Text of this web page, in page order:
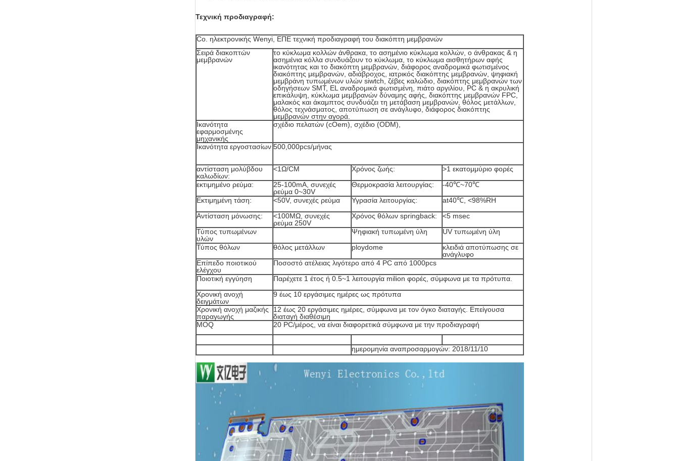
Τεχνική προδιαγραφή:
Co. ηλεκτρονικής Wenyi, ΕΠΕ τεχνική προδιαγραφή του διακόπτη μεμβρανών
Σειρά διακοπτών
μεμβρανών
το κύκλωμα κολλών άνθρακα, το ασημένιο κύκλωμα κολλών, ο άνθρακας & η
ασημένια κόλλα συνδυάζουν το κύκλωμα, το κύκλωμα αισθητήρων αφής
ικανότητας και το διακόπτη μεμβρανών, διάφορος αναδρομικά φωτισμένος
διακόπτης μεμβρανών, αδιάβροχος, ιατρικός διακόπτης μεμβρανών, ψηφιακή
μεμβράνη τυπωμένων υλών siwtch, ζέβες καλώδιο, διακόπτης μεμβρανών των
οδηγήσεων SMT, EL αναδρομικά φωτισμένη, πιάτο αργιλίου, PC & η ακρυλική
επικάλυψη, κύκλωμα μεμβρανών δύναμης αφής, διακόπτης μεμβρανών FPC,
μαλακός και άκαμπτος συνδυάζει τη μετάβαση μεμβρανών, θόλος μετάλλων,
θόλος τεχνάσματος, αποτύπωση σε ανάγλυφο, διάφορος διακόπτης
μεμβρανών στην αγορά.
Ικανότητα
εφαρμοσμένης
μηχανικής
σχέδιο πελατών (cOem), σχέδιο (ODM),
Ικανότητα εργοστασίων 500,000pcs/μήνας
αντίσταση μολύβδου
καλωδίων:
<1Ω/CM Χρόνος ζωής:
>1 εκατομμύριο φορές
εκτιμημένο ρεύμα:
25-100mA, συνεχές
ρεύμα 0~30V
Θερμοκρασία λειτουργίας:
-40℃~70℃
Εκτιμημένη τάση:
<50V, συνεχές ρεύμα Υγρασία λειτουργίας:
at40℃, <98%RH
Αντίσταση μόνωσης:
<100MΩ, συνεχές
ρεύμα 250V
Χρόνος θόλων springback:
<5 msec
Τύπος τυπωμένων
υλών
Ψηφιακή τυπωμένη ύλη
UV τυπωμένη ύλη
Τύπος θόλων
θόλος μετάλλων ploydome
κλειδιά αποτύπωσης σε
ανάγλυφο
Επίπεδο ποιοτικού
ελέγχου
Ποσοστό ατέλειας λιγότερο από 4 PC από 1000pcs
Ποιοτική εγγύηση
Παρέχετε 1 έτος ή 0.5~1 λειτουργία milion φορές, σύμφωνα με τα πρότυπα.
Χρονική ανοχή
δειγμάτων
9 έως 10 εργάσιμες ημέρες ως πρότυπα
Χρονική ανοχή μαζικής
παραγωγής
12 έως 20 εργάσιμες ημέρες, σύμφωνα με τον όγκο διαταγής. Επείγουσα
διαταγή διαθέσιμη
MOQ
20 PC/μέρος, να είναι διαφορετικά σύμφωνα με την προδιαγραφή
ημερομηνία αναπροσαρμογών: 2018/11/10